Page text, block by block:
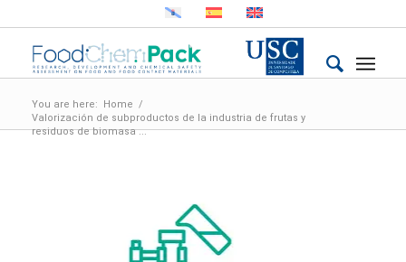
You are here: Home /
Valorización de subproductos de la industria de frutas y
residuos de biomasa ...